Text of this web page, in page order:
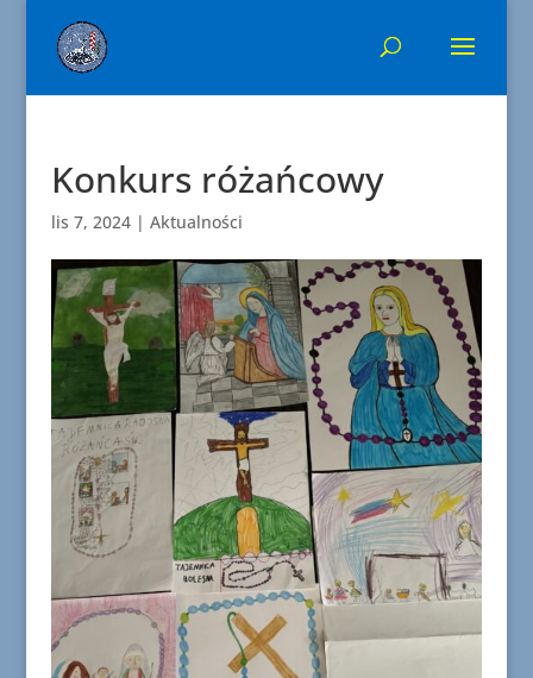
Konkurs różańcowy
lis 7, 2024| Aktualności